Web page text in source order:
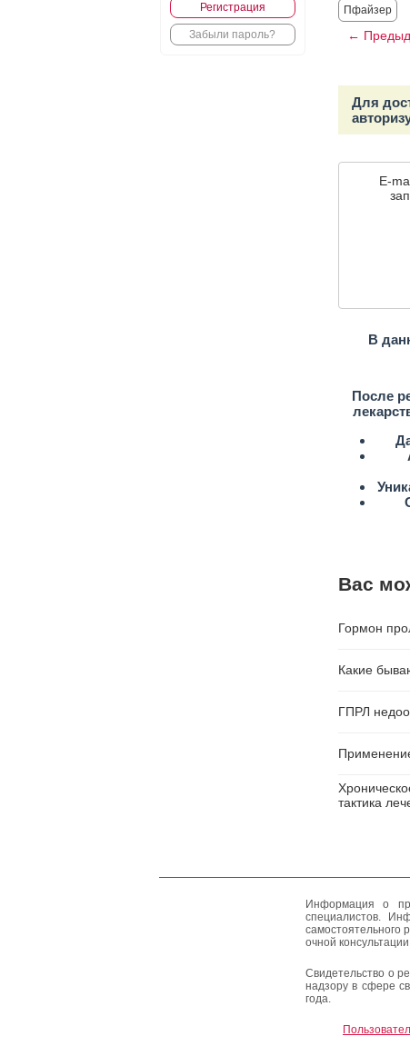
Регистрация
Забыли пароль?
Пфайзер
←
Для
E-
В
После
Вас
Гормон
Какие
ГПРЛ
тактика
Информация о
специалистов.
самостоятельного
очной
Свидетельство о
надзору в сфере
года.